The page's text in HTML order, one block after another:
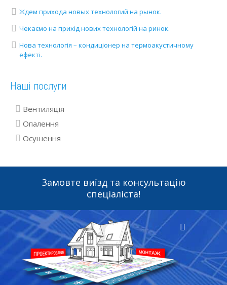
Ждем прихода новых технологий на рынок.
Чекаємо на прихід нових технологій на ринок.
Нова технологія – кондиціонер на термоакустичному
ефекті.
Наші послуги
Вентиляція
Опалення
Осушення
Замовте виїзд та консультацію
спеціаліста!